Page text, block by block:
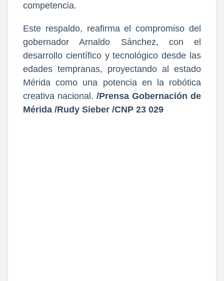
competencia.
Este respaldo, reafirma el compromiso del
gobernador Arnaldo Sánchez, con el
desarrollo científico y tecnológico desde las
edades tempranas, proyectando al estado
Mérida como una potencia en la robótica
creativa nacional. /Prensa Gobernación de
Mérida /Rudy Sieber /CNP 23 029